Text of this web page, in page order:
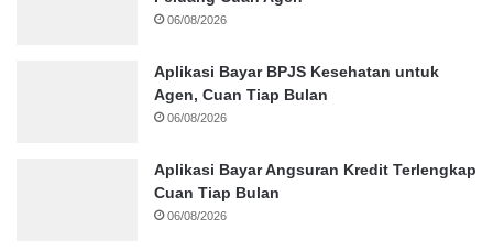
06/08/2026
Aplikasi Bayar BPJS Kesehatan untuk
Agen, Cuan Tiap Bulan
06/08/2026
Aplikasi Bayar Angsuran Kredit Terlengkap
Cuan Tiap Bulan
06/08/2026